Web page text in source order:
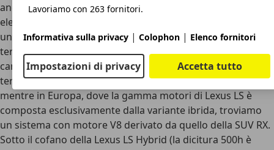
anche la versione ibrida LS 600h, che ad un motore
elettrico e al cambio E-CVT affiancava un 5.0 V8, prima e
unica full-hybrid dotata di un 8 cilindri come motore
termico per una potenza di 445 CV. Oggi, però, tutto è
cambiato. Nei mercati dove LS è presente anche come
termica, troviamo una gamma di V6 aspirati e biturbo,
mentre in Europa, dove la gamma motori di Lexus LS è
composta esclusivamente dalla variante ibrida, troviamo
un sistema con motore V8 derivato da quello della SUV RX.
Sotto il cofano della Lexus LS Hybrid (la dicitura 500h è
Lavoriamo con 263 fornitori.
Informativa sulla privacy | Colophon | Elenco fornitori
Impostazioni di privacy Accetta tutto